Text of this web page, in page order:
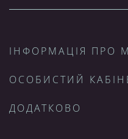
ІНФОРМАЦІЯ ПРО
ОСОБИСТИЙ
ДОДАТКОВО